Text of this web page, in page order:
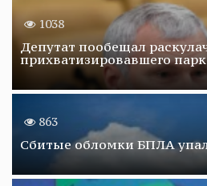
1038
Депутат пообещал
прихватизировавшего
863
Сбитые обломки БПЛА